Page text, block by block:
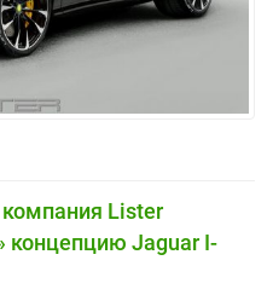
Lister
концепцию Jaguar I-